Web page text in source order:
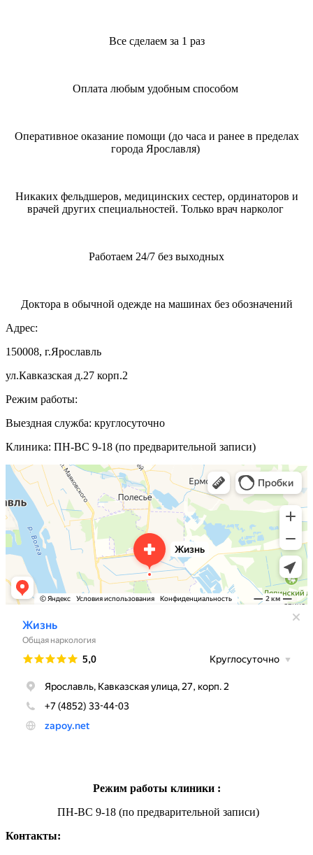
Все сделаем за 1 раз
Оплата любым удобным способом
Оперативное оказание помощи (до часа и ранее в пределах
города Ярославля)
Никаких фельдшеров, медицинских сестер, ординаторов и
врачей других специальностей. Только врач нарколог
Работаем 24/7 без выходных
Доктора в обычной одежде на машинах без обозначений
Адрес:
150008, г.Ярославль
ул.Кавказская д.27 корп.2
Режим работы:
Выездная служба: круглосуточно
Клиника: ПН-ВС 9-18 (по предварительной записи)
Режим работы клиники :
ПН-ВС 9-18 (по предварительной записи)
Контакты: